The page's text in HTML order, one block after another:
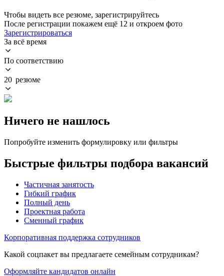
Чтобы видеть все резюме, зарегистрируйтесь
После регистрации покажем ещё 12 и откроем фото
Зарегистрироваться
За всё время
По соответствию
20 резюме
Ничего не нашлось
Попробуйте изменить формулировку или фильтры
Быстрые фильтры подбора вакансий
Частичная занятость
Гибкий график
Полный день
Проектная работа
Сменный график
Корпоративная поддержка сотрудников
Какой соцпакет вы предлагаете семейным сотрудникам?
Оформляйте кандидатов онлайн